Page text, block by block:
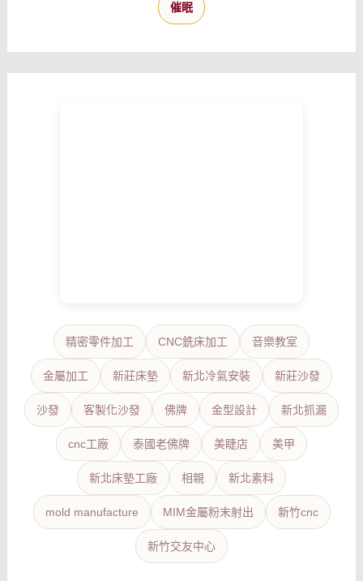
催眠
精密零件加工 CNC銑床加工 音樂教室
金屬加工 新莊床墊 新北冷氣安裝 新莊沙發
沙發 客製化沙發 佛牌 金型設計 新北抓漏
cnc工廠 泰國老佛牌 美睫店 美甲
新北床墊工廠 相親 新北素料
mold manufacture MIM金屬粉末射出 新竹cnc
新竹交友中心